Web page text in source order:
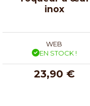
inox
WEB
EN STOCK !
23,90 €